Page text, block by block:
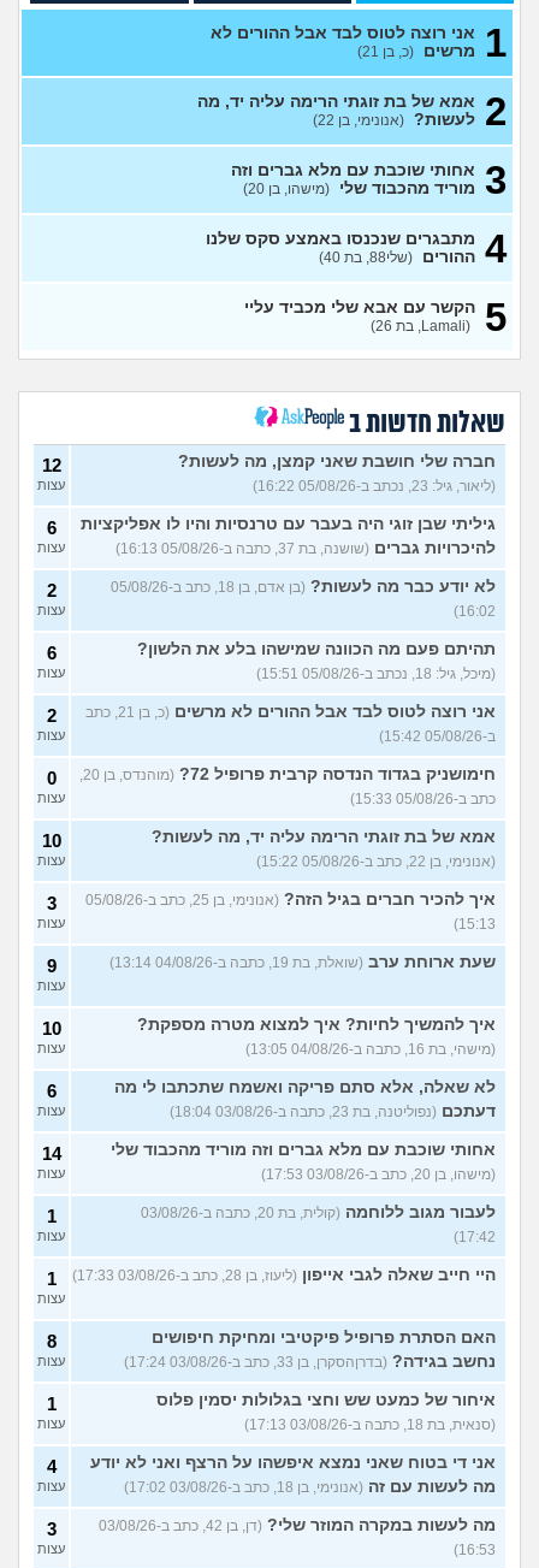
האם גם אתם חוויתם התעללות
מההורים? (דיוויד, בן 22)
אני אבוד, מה אני צריך
לעשות?
(addd, בן 21)
2
3
איך אני אמורה להתמודד עם
המצב?
(אנונימית, בת 21) עצות
אני רוצה לנתק איתו קשר ולא
נערה בת 18 שרוצה לצאת
ההורים
(אנונימי, בת 18)
סבתא אהובה, בודדה
ומשתוללת (רק נכד, בן 28)
4
האם אח שלי מקנא/שונא את
אשתי?
(אורי, בן 33)
8
עצות
הבת שלי מדוכדכת שאני ואביה
מבוגרים... איך מתמודדים? (.,
בת 45)
עצות
יש לי אפוטרופוס ואני לא מבין
למה
(זורו, בן 40)
5
עצות
לא יודע מה לעשות יותר עם
המשפחה שלי (יורם, בן 23) עצות
בן 10 לא רוצה שאנחנו ההורים
נהיה נוכחים במסיבת סיום של
הכיתה
(גורי, בן 42)
9
עצות
הטוב להשאר בבגד לאורך זמן
???
(מתלמדת, בת 50)
7
עצות
איך לומר להורים שאני רוצה
להיות חילוני?
(אהרן, בן 17)
9
עצות
עוד שאלות חדשות במדור
1
אני רוצה לטוס לבד אבל ההורים לא
מרשים (כ, בן 21)
2
אמא של בת זוגתי הרימה עליה יד, מה
לעשות? (אנונימי, בן 22)
3 אחותי שוכבת עם מלא גברים וזה
מוריד מהכבוד שלי (מישהו, בן 20)
4 מתבגרים שנכנסו באמצע סקס שלנו
ההורים (שלי88, בת 40)
5 הקשר עם אבא שלי מכביד עליי
(Lamali, בת 26)
שאלות חדשות ב
חברה שלי חושבת שאני קמצן, מה לעשות?
(ליאור, גיל: 23, נכתב ב-05/08/26 16:22)
12
עצות
גיליתי שבן זוגי היה בעבר עם טרנסיות והיו לו אפליקציות
להיכרויות גברים (שושנה, בת 37, כתבה ב-05/08/26 16:13)
6
עצות
לא יודע כבר מה לעשות?
(בן אדם, בן 18, כתב ב-05/08/26
16:02)
2
עצות
תהיתם פעם מה הכוונה שמישהו בלע את הלשון?
(מיכל, גיל: 18, נכתב ב-05/08/26 15:51)
6
עצות
אני רוצה לטוס לבד אבל ההורים לא מרשים
(כ, בן 21, כתב
ב-05/08/26 15:42)
2
עצות
חימושניק בגדוד הנדסה קרבית פרופיל 72?
(מוהנדס, בן 20,
כתב ב-05/08/26 15:33)
0
עצות
אמא של בת זוגתי הרימה עליה יד, מה לעשות?
(אנונימי, בן 22, כתב ב-05/08/26 15:22)
10
עצות
איך להכיר חברים בגיל הזה?
(אנונימי, בן 25, כתב ב-05/08/26
15:13)
3
עצות
שעת ארוחת ערב (שואלת, בת 19, כתבה ב-04/08/26 13:14) 9
עצות
איך להמשיך לחיות? איך למצוא מטרה מספקת?
(מישהי, בת 16, כתבה ב-04/08/26 13:05)
10
עצות
לא שאלה, אלא סתם פריקה ואשמח שתכתבו לי מה
דעתכם (נפוליטנה, בת 23, כתבה ב-03/08/26 18:04)
6
עצות
אחותי שוכבת עם מלא גברים וזה מוריד מהכבוד שלי
(מישהו, בן 20, כתב ב-03/08/26 17:53)
14
עצות
לעבור מגוב ללוחמה
(קולית, בת 20, כתבה ב-03/08/26
17:42)
1
עצות
היי חייב שאלה לגבי אייפון (ליעוז, בן 28, כתב ב-03/08/26 17:33) 1
עצות
האם הסתרת פרופיל פיקטיבי ומחיקת חיפושים
נחשב בגידה? (בדרןהסקרן, בן 33, כתב ב-03/08/26 17:24)
8
עצות
איחור של כמעט שש וחצי בגלולות יסמין פלוס
(סנאית, בת 18, כתבה ב-03/08/26 17:13)
1
עצות
אני די בטוח שאני נמצא איפשהו על הרצף ואני לא יודע
מה לעשות עם זה (אנונימי, בן 18, כתב ב-03/08/26 17:02)
4
עצות
מה לעשות במקרה המוזר שלי?
(דן, בן 42, כתב ב-03/08/26
16:53)
3
עצות